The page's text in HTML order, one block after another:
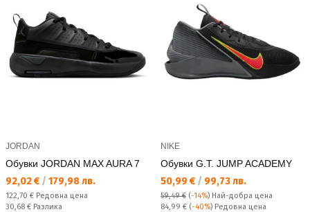
JORDAN
Обувки JORDAN MAX AURA 7
Текуща цена:
92,02 € / 179,98 лв.
Редовна цена:
122,70 € Редовна цена
Спестявате:
30,68 € Разлика
NIKE
Обувки G.T. JUMP ACADEMY
Текуща цена:
50,99 € / 99,73 лв.
59,49 € (-14%) Най-добра цена
Редовна цена:
84,99 € (-40%) Редовна цена